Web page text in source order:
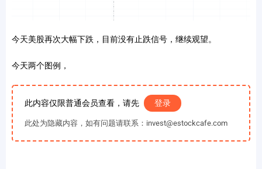
今天美股再次大幅下跌，目前没有止跌信号，继续观望。
今天两个图例，
此内容仅限普通会员查看，请先 登录
此处为隐藏内容，如有问题请联系：invest@estockcafe.com